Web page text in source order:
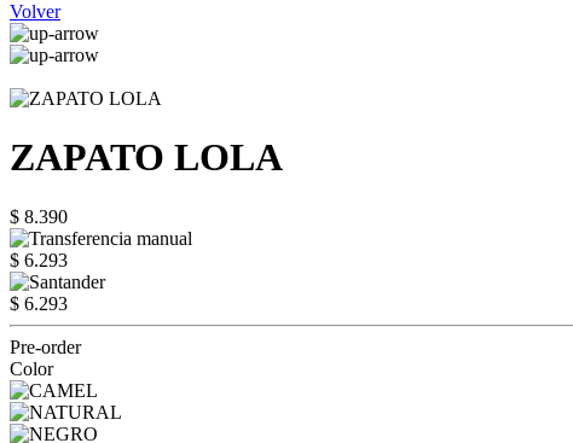
Volver
ZAPATO LOLA
$ 8.390
$ 6.293
$ 6.293
Pre-order
Color